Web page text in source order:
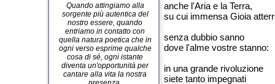
Quando attingiamo alla
sorgente più autentica del
nostro essere, quando
entriamo in contatto con
quella natura poetica che in
ogni verso esprime qualche
cosa di sé, ogni istante
diventa un'opportunità per
cantare alla vita la nostra
anche l'Aria e la Terra,
su cui immensa Gioia
senza dubbio sanno
dove l'alme vostre stanno:
in una grande rivoluzione
siete tanto impegnati